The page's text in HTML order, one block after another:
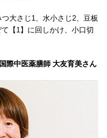
つ大さじ1、水小さじ2、豆板
【1】に回しかけ、小口切
際中医薬膳師 大友育美さん